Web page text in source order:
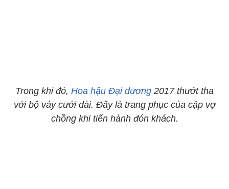
Trong khi đó, Hoa hậu Đại dương 2017 thướt tha
với bộ váy cưới dài. Đây là trang phục của cặp vợ
chồng khi tiến hành đón khách.